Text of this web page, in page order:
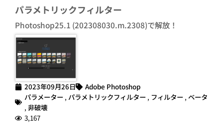
パラメトリックフィルター
Photoshop25.1 (202308030.m.2308)で解放！
2023年09月26日
Adobe Photoshop
パラメーター , パラメトリックフィルター , フィルター , ベータ
, 非破壊
3,167